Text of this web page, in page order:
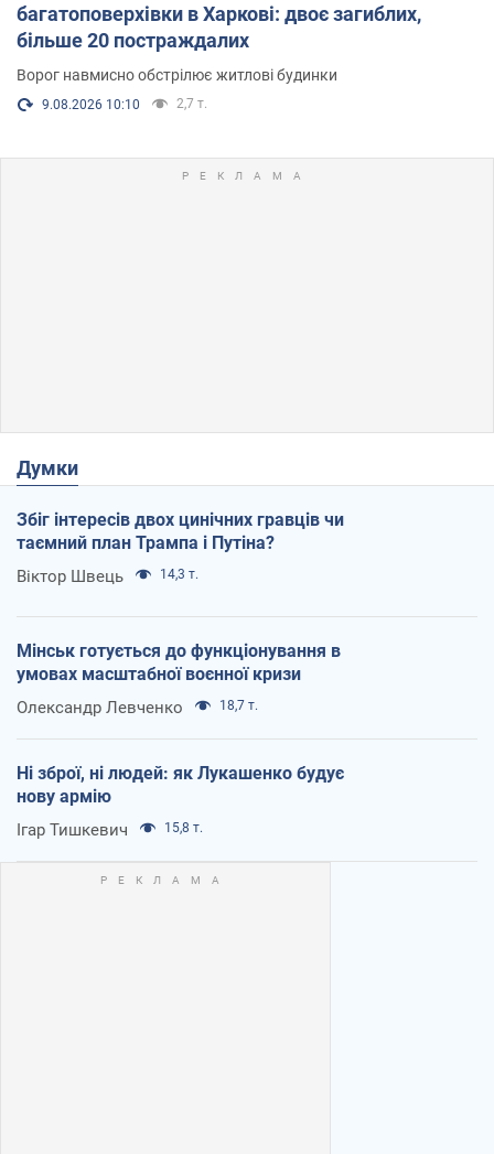
багатоповерхівки в Харкові: двоє загиблих,
більше 20 постраждалих
Ворог навмисно обстрілює житлові будинки
9.08.2026 10:10 2,7 т.
Думки
Збіг інтересів двох цинічних гравців чи
таємний план Трампа і Путіна?
Віктор Швець 14,3 т.
Мінськ готується до функціонування в
умовах масштабної воєнної кризи
Олександр Левченко 18,7 т.
Ні зброї, ні людей: як Лукашенко будує
нову армію
Ігар Тишкевич 15,8 т.